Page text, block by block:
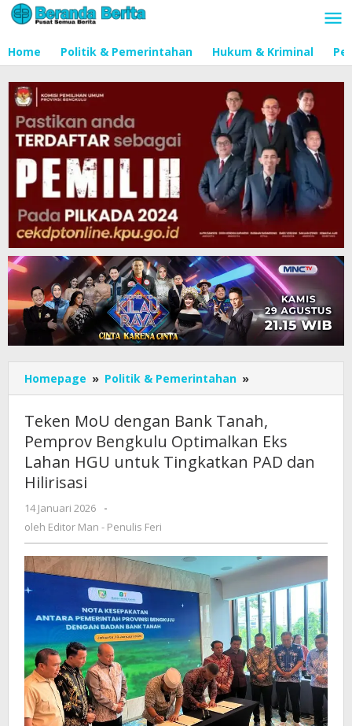
Lewati
ke
Home Politik & Pemerintahan Hukum & Kriminal
Homepage » Politik & Pemerintahan »
MoU
Bank
Tanah,
Pemprov
HGU
untuk
Tingkatkan
PAD
dan
Hilirisasi
Teken MoU dengan Bank Tanah,
Pemprov Bengkulu Optimalkan Eks
Lahan HGU untuk Tingkatkan PAD dan
Hilirisasi
14 Januari 2026
oleh
Editor
Penulis
Feri
-
oleh Editor Man - Penulis Feri